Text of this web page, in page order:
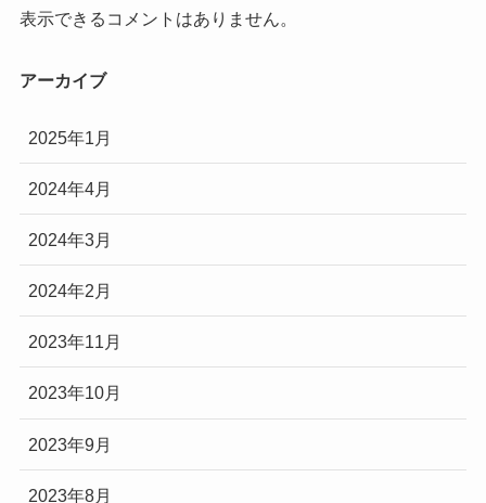
表示できるコメントはありません。
アーカイブ
2025年1月
2024年4月
2024年3月
2024年2月
2023年11月
2023年10月
2023年9月
2023年8月